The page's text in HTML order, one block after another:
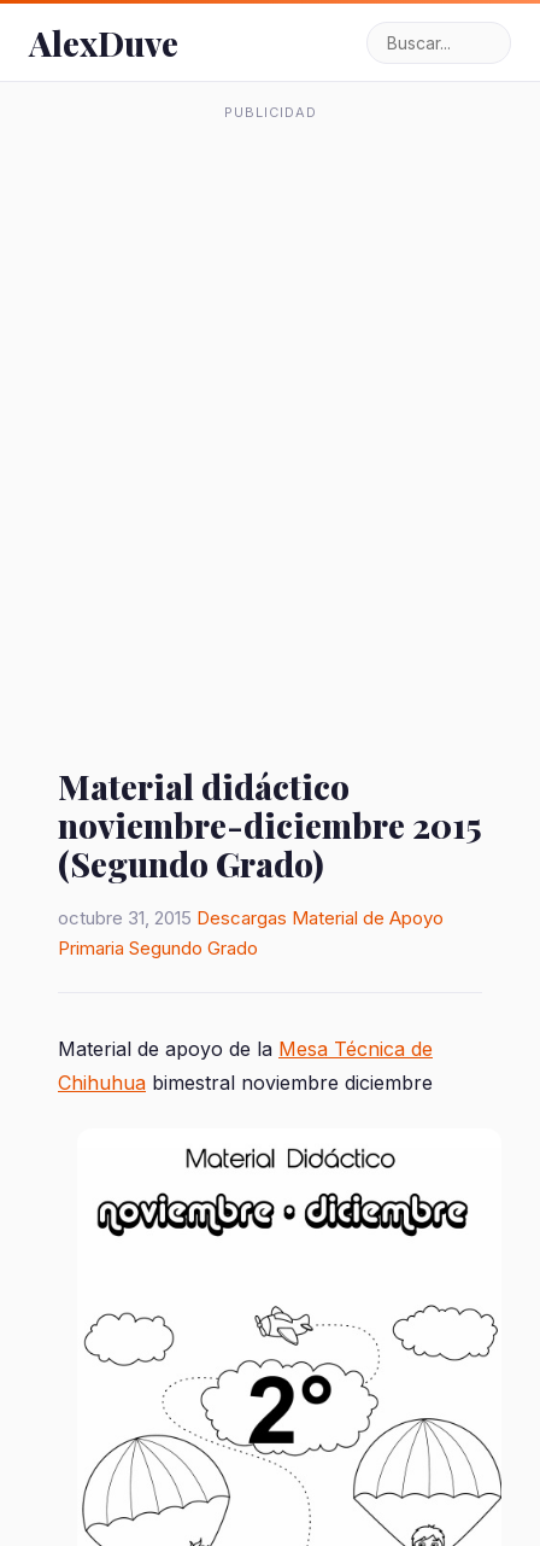
AlexDuve
PUBLICIDAD
Material didáctico
noviembre-diciembre 2015
(Segundo Grado)
octubre 31, 2015 Descargas Material de Apoyo
Primaria Segundo Grado
Material de apoyo de la Mesa Técnica de
Chihuhua bimestral noviembre diciembre